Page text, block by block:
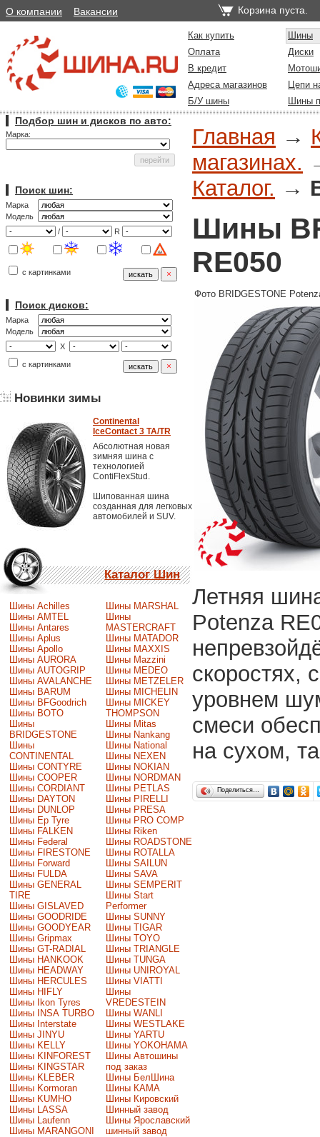
О компании Вакансии Корзина пуста.
Как купить
Шины
Оплата
Диски
В кредит
Адреса магазинов
Цепи
Б/У шины
Шины
Подбор шин и дисков по авто:
Марка:
Поиск шин:
Марка
Модель
/
R
с картинками
Поиск дисков:
Марка
Модель
X
с картинками
Новинки зимы
Continental
IceContact 3 TA/TR
Абсолютная новая
зимняя шина с
технологией
ContiFlexStud.
Шипованная шина
созданная для легковых
автомобилей и SUV.
Каталог Шин
Шины Achilles
Шины AMTEL
Шины Antares
Шины Aplus
Шины Apollo
Шины AURORA
Шины AUTOGRIP
Шины AVALANCHE
Шины BARUM
Шины BFGoodrich
Шины BOTO
Шины
BRIDGESTONE
Шины
CONTINENTAL
Шины CONTYRE
Шины COOPER
Шины CORDIANT
Шины DAYTON
Шины DUNLOP
Шины Ep Tyre
Шины FALKEN
Шины Federal
Шины FIRESTONE
Шины Forward
Шины FULDA
Шины GENERAL
TIRE
Шины GISLAVED
Шины GOODRIDE
Шины GOODYEAR
Шины Gripmax
Шины GT-RADIAL
Шины HANKOOK
Шины HEADWAY
Шины HERCULES
Шины HIFLY
Шины Ikon Tyres
Шины INSA TURBO
Шины Interstate
Шины JINYU
Шины KELLY
Шины KINFOREST
Шины KINGSTAR
Шины KLEBER
Шины Kormoran
Шины KUMHO
Шины LASSA
Шины Laufenn
Шины MARANGONI
Шины MARSHAL
Шины
MASTERCRAFT
Шины MATADOR
Шины MAXXIS
Шины Mazzini
Шины MEDEO
Шины METZELER
Шины MICHELIN
Шины MICKEY
THOMPSON
Шины Mitas
Шины Nankang
Шины National
Шины NEXEN
Шины NOKIAN
Шины NORDMAN
Шины PETLAS
Шины PIRELLI
Шины PRESA
Шины PRO COMP
Шины Riken
Шины ROADSTONE
Шины ROTALLA
Шины SAILUN
Шины SAVA
Шины SEMPERIT
Шины Start
Performer
Шины SUNNY
Шины TIGAR
Шины TOYO
Шины TRIANGLE
Шины TUNGA
Шины UNIROYAL
Шины VIATTI
Шины
VREDESTEIN
Шины WANLI
Шины WESTLAKE
Шины YARTU
Шины YOKOHAMA
Шины Автошины
под заказ
Шины БелШина
Шины КАМА
Шины Кировский
Шинный завод
Шины Ярославский
шинный завод
Главная →
магазинах.
Каталог. →
Шины
RE050
Фото BRIDGESTONE
Летняя
Potenza
скоростях,
уровнем
смеси
на сухом,
Поделиться…